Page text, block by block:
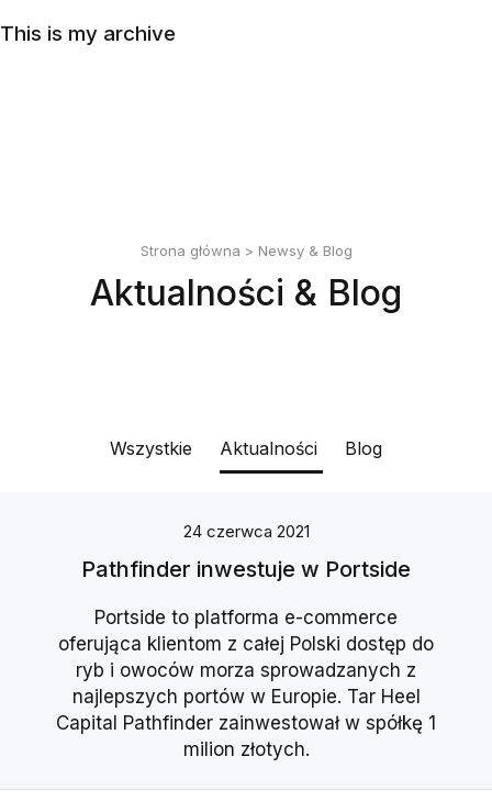
This is my archive
Strona główna > Newsy & Blog
Aktualności & Blog
Wszystkie Aktualności Blog
24 czerwca 2021
Pathfinder inwestuje w Portside
Portside to platforma e-commerce
oferująca klientom z całej Polski dostęp do
ryb i owoców morza sprowadzanych z
najlepszych portów w Europie. Tar Heel
Capital Pathfinder zainwestował w spółkę 1
milion złotych.